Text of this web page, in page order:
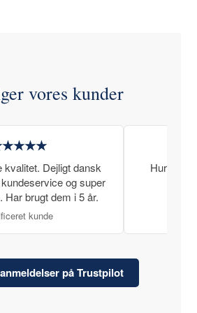
vores kunder
kvalitet. Dejligt dansk
og super
Har brugt dem i 5 år.
kunde
Hurtig
på Trustpilot